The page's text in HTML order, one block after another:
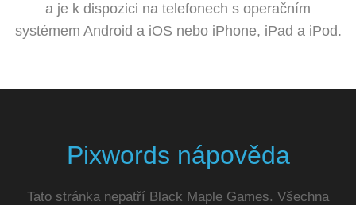
a je k dispozici na telefonech s operačním
systémem Android a iOS nebo iPhone, iPad a iPod.
Pixwords nápověda
Tato stránka nepatří Black Maple Games. Všechna